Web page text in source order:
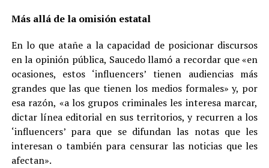
Más allá de la omisión estatal
En lo que atañe a la capacidad de posicionar discursos
en la opinión pública, Saucedo llamó a recordar que «en
ocasiones, estos ‘influencers’ tienen audiencias más
grandes que las que tienen los medios formales» y, por
esa razón, «a los grupos criminales les interesa marcar,
dictar línea editorial en sus territorios, y recurren a los
‘influencers’ para que se difundan las notas que les
interesan o también para censurar las noticias que les
afectan».